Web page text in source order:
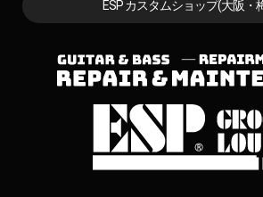
ESP カスタムショップ(大阪・